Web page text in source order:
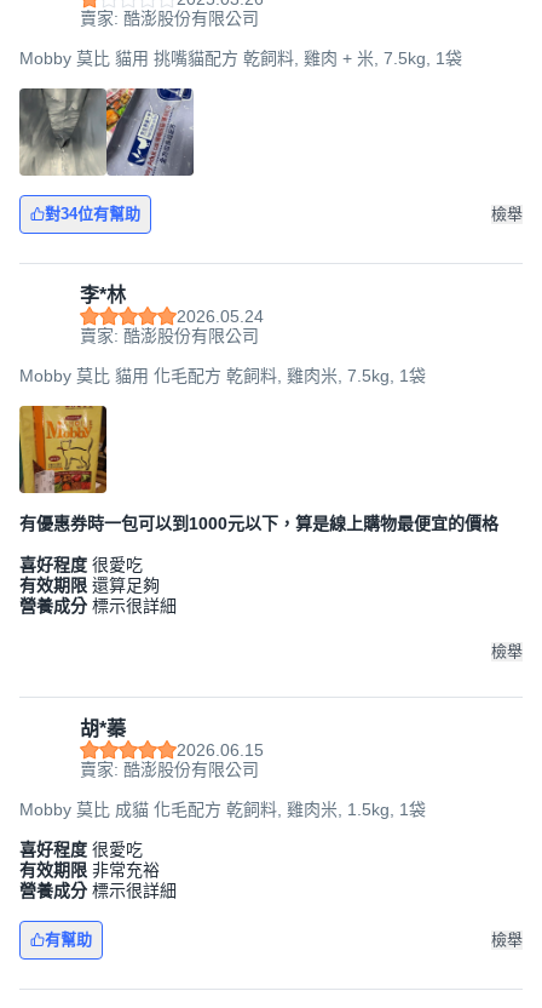
賣家: 酷澎股份有限公司
Mobby 莫比 貓用 挑嘴貓配方 乾飼料, 雞肉 + 米, 7.5kg, 1袋
對34位有幫助 檢舉
李*林
2026.05.24
賣家: 酷澎股份有限公司
Mobby 莫比 貓用 化毛配方 乾飼料, 雞肉米, 7.5kg, 1袋
有優惠券時一包可以到1000元以下，算是線上購物最便宜的價格
喜好程度 很愛吃
有效期限 還算足夠
營養成分 標示很詳細
檢舉
胡*蓁
2026.06.15
賣家: 酷澎股份有限公司
Mobby 莫比 成貓 化毛配方 乾飼料, 雞肉米, 1.5kg, 1袋
喜好程度 很愛吃
有效期限 非常充裕
營養成分 標示很詳細
有幫助 檢舉